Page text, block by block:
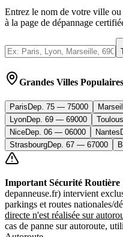
Entrez le nom de votre ville
à la page de dépannage
Grandes Villes
Paris Dep. 75 — 75000
LyonDep. 69 — 69000
NiceDep. 06 — 06000 Nantes
StrasbourgDep. 67 — 67000
Important Sécurité Routière
depanneuse.fr) intervient
parkings et routes nationales/
directe n'est réalisée sur
cas de panne sur autoroute,